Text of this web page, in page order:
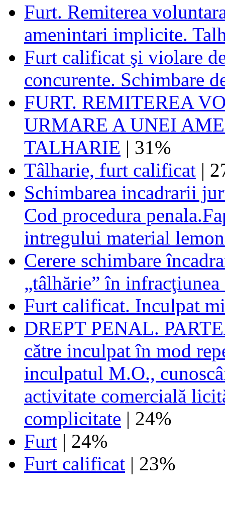
Furt. Remiterea
amenintari implicite.
Furt calificat şi violare
concurente. Schimbare
FURT. REMITEREA
URMARE A UNEI
TALHARIE | 31%
Tâlharie, furt calificat |
Schimbarea incadrarii
Cod procedura
intregului material
Cerere schimbare
„tâlhărie” în
Furt calificat. Inculpat
DREPT PENAL.
către inculpat în mod
inculpatul M.O.,
activitate comercială
complicitate | 24%
Furt | 24%
Furt calificat | 23%